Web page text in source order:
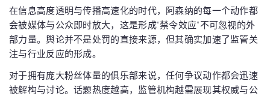
在信息高度透明与传播高速化的时代，阿森纳的每一个动作都
会被媒体与公众即时放大，这是形成“禁令效应”不可忽视的外
部力量。舆论并不是处罚的直接来源，但其确实加速了监管关
注与行业反应的形成。
对于拥有庞大粉丝体量的俱乐部来说，任何争议动作都会迅速
被解构与讨论。话题热度越高，监管机构越需展现其权威与公